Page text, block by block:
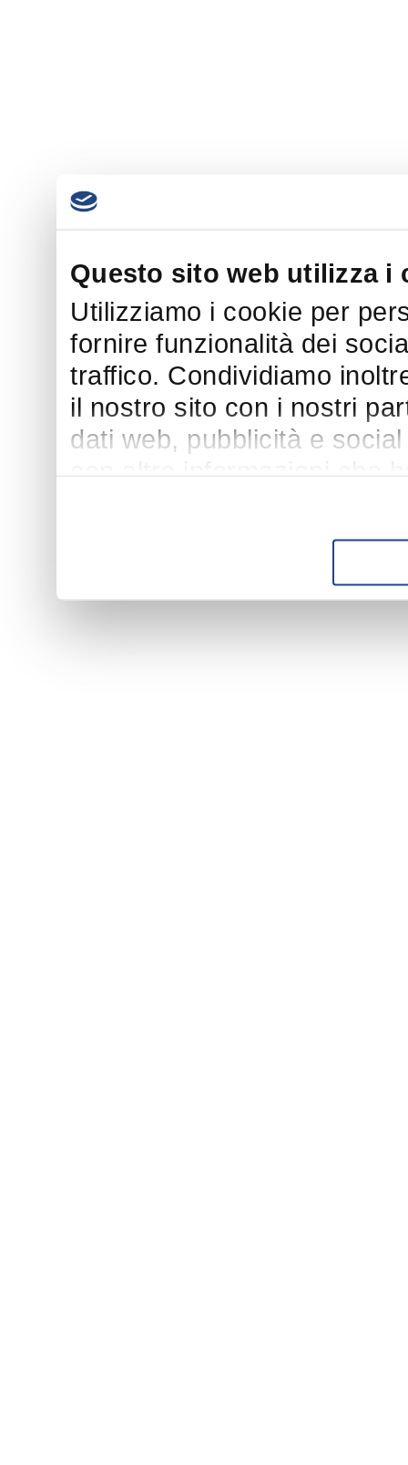
Questo sito web utilizza i
Utilizziamo i cookie per
fornire funzionalità dei
traffico. Condividiamo
il nostro sito con i nostri
dati web, pubblicità e